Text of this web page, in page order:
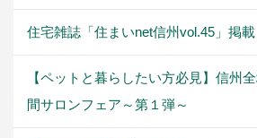
住宅雑誌「住まいnet信州vol.45」掲載
【ペットと暮らしたい方必見】信州
間サロンフェア～第１弾～